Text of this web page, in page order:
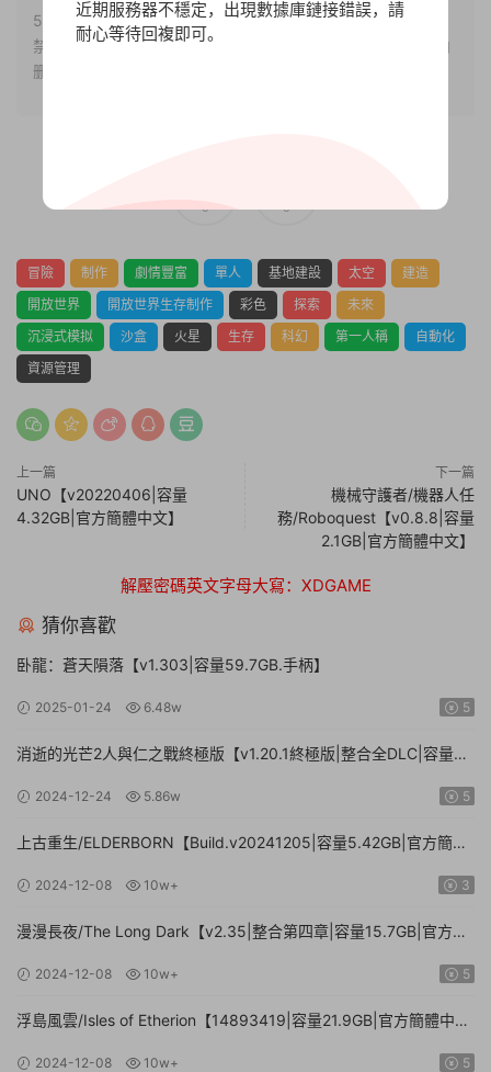
5.本站提供的所有資源僅供參考學習使用，版權歸原著所有，
禁止下載本站資源參與任何商業和非法行爲，請于24小時之内
删除!
0 0
冒險 制作 劇情豐富 單人 基地建設 太空
建造
開放世界
開放世界生存制作 彩色 探索
未來
沉浸式模拟
沙盒 火星 生存 科幻 第一人稱
自動化
資源管理
上一篇
UNO【v20220406|容量
4.32GB|官方簡體中文】
下一篇
機械守護者/機器人任
務/Roboquest【v0.8.8|容量
2.1GB|官方簡體中文】
解壓密碼英文字母大寫：XDGAME
猜你喜歡
卧龍：蒼天隕落【v1.303|容量59.7GB.手柄】
2025-01-24 6.48w 5
消逝的光芒2人與仁之戰終極版【v1.20.1終極版|整合全DLC|容量
2024-12-24 5.86w 5
上古重生/ELDERBORN【Build.v20241205|容量5.42GB|官方簡體
2024-12-08 10w+ 3
漫漫長夜/The Long Dark【v2.35|整合第四章|容量15.7GB|官方簡
2024-12-08 10w+ 5
浮島風雲/Isles of Etherion【14893419|容量21.9GB|官方簡體中
2024-12-08 10w+ 5
近期服務器不穩定，出現數據庫鏈接錯誤，請
耐心等待回複即可。